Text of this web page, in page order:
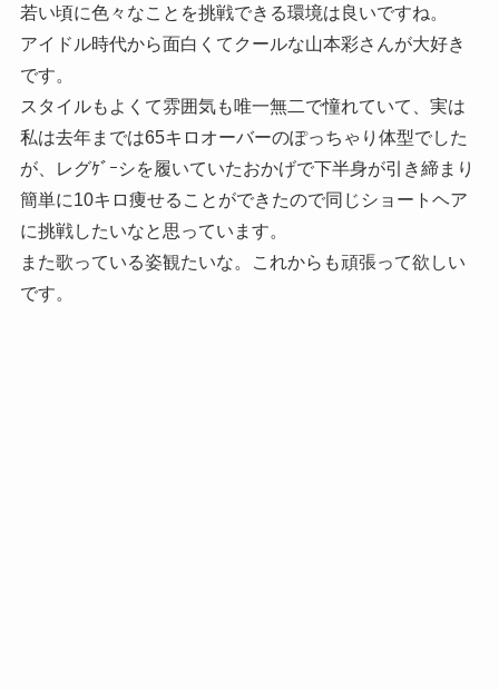
若い頃に色々なことを挑戦できる環境は良いですね。
アイドル時代から面白くてクールな山本彩さんが大好き
です。
スタイルもよくて雰囲気も唯一無二で憧れていて、実は
私は去年までは65キロオーバーのぽっちゃり体型でした
が、レグｹﾞｰシを履いていたおかげで下半身が引き締まり
簡単に10キロ痩せることができたので同じショートヘア
に挑戦したいなと思っています。
また歌っている姿観たいな。これからも頑張って欲しい
です。